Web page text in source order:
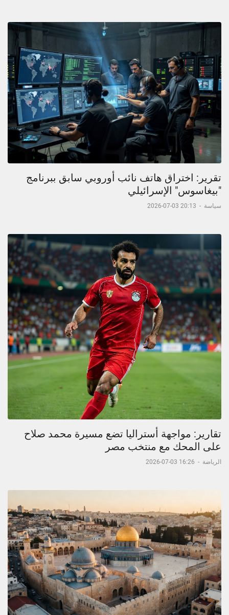
تقرير: اختراق هاتف نائب أوروبي سابق ببرنامج
"بيغاسوس" الإسرائيلي
سياسة -
20:13 03-07-2026
تقارير: مواجهة أستراليا تضع مسيرة محمد صلاح
على المحك مع منتخب مصر
الرياضة -
16:26 03-07-2026